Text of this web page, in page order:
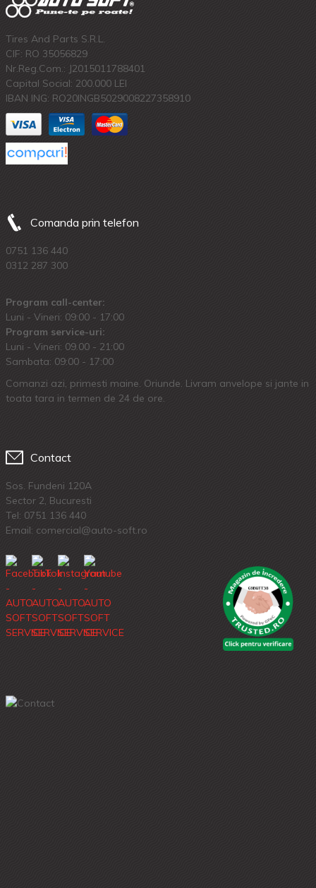
Tires And Parts S.R.L.
CIF: RO 35056829
Nr.Reg.Com.: J2015011788401
Capital Social: 200.000 LEI
IBAN ING: RO20INGB5029008227358910
Comanda prin telefon
0751 136 440
0312 287 300
Program call-center:
Luni - Vineri: 09:00 - 17:00
Program service-uri:
Luni - Vineri: 09.00 - 21:00
Sambata: 09:00 - 17:00
Comanzi azi, primesti maine. Oriunde. Livram anvelope si jante in
toata tara in termen de 24 de ore.
Contact
Sos. Fundeni 120A
Sector 2, Bucuresti
Tel: 0751 136 440
Email: comercial@auto-soft.ro